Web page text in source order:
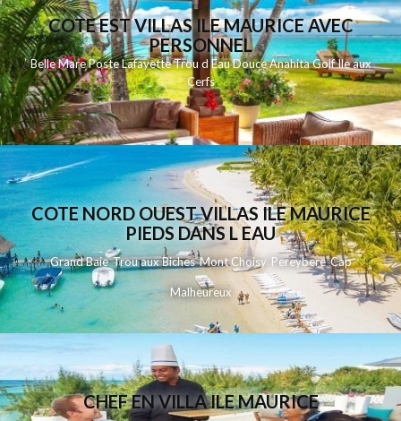
COTE EST VILLAS ILE MAURICE AVEC
PERSONNEL
Belle Mare Poste Lafayette Trou d Eau Douce Anahita Golf Ile aux
Cerfs
COTE NORD OUEST VILLAS ILE MAURICE
PIEDS DANS L EAU
Grand Baie Trou aux Biches Mont Choisy Pereybere Cap
Malheureux
CHEF EN VILLA ILE MAURICE